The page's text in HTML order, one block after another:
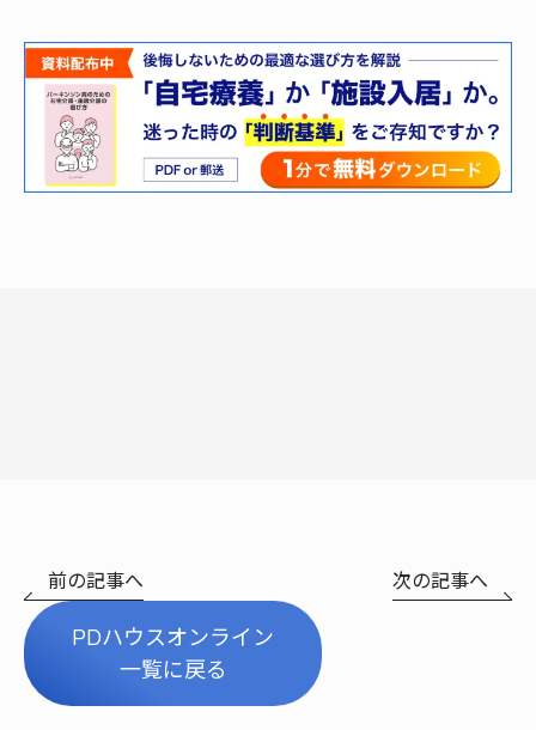
前の記事へ
PDハウスオンライン
一覧に戻る
次の記事へ